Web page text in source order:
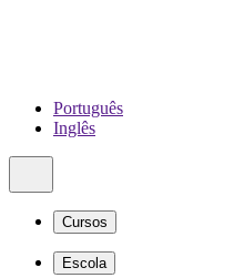
Português
Inglês
Cursos
Escola